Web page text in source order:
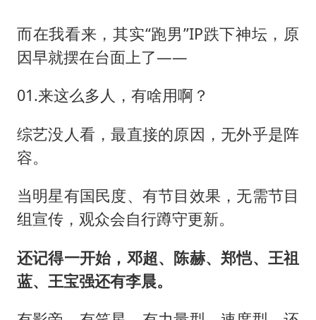
而在我看来，其实“跑男”IP跌下神坛，原
因早就摆在台面上了——
01.来这么多人，有啥用啊？
综艺没人看，最直接的原因，无外乎是阵
容。
当明星有国民度、有节目效果，无需节目
组宣传，观众会自行蹲守更新。
还记得一开始，邓超、陈赫、郑恺、王祖
蓝、王宝强还有李晨。